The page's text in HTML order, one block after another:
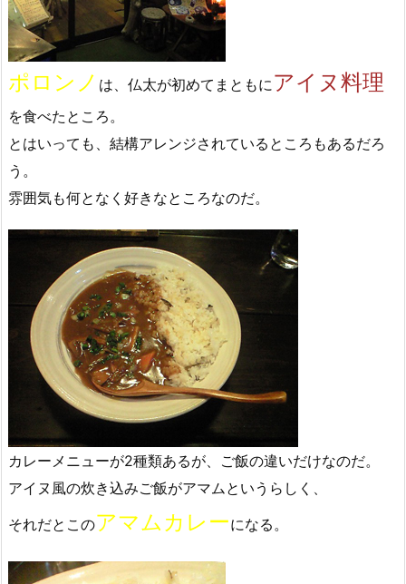
ポロンノ は、仏太が初めてまともに アイヌ料理
を食べたところ。
とはいっても、結構アレンジされているところもあるだろ
う。
雰囲気も何となく好きなところなのだ。
カレーメニューが2種類あるが、ご飯の違いだけなのだ。
アイヌ風の炊き込みご飯がアマムというらしく、
それだとこのアマムカレーになる。